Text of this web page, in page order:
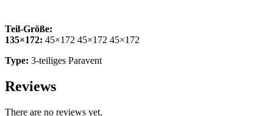
Teil-Größe:
135×172: 45×172 45×172 45×172
Type: 3-teiliges Paravent
Reviews
There are no reviews yet.